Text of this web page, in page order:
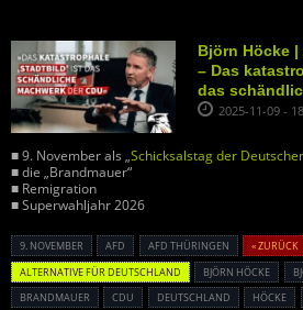
Björn Höcke |
– Das
das
2025-11-09 -
■ 9. November als „Schicksalstag der
■ die „Brandmauer“
■ Remigration
■ Superwahljahr 2026
9. NOVEMBER AFD AFD THÜRINGEN
« ZURÜCK
ALTERNATIVE FÜR DEUTSCHLAND
BJÖRN HÖCKE
BRANDMAUER
CDU DEUTSCHLAND HÖCKE